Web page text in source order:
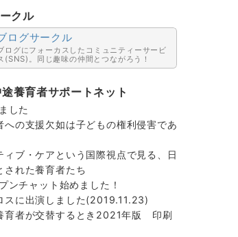
クル
ログサークル
ログにフォーカスしたコミュニティーサービ
(SNS)。同じ趣味の仲間とつながろう！
途養育者サポートネット
した
への支援欠如は子どもの権利侵害であ
ィブ・ケアという国際視点で見る、日
された養育者たち
ンチャット始めました！
スに出演しました(2019.11.23)
育者が交替するとき2021年版 印刷